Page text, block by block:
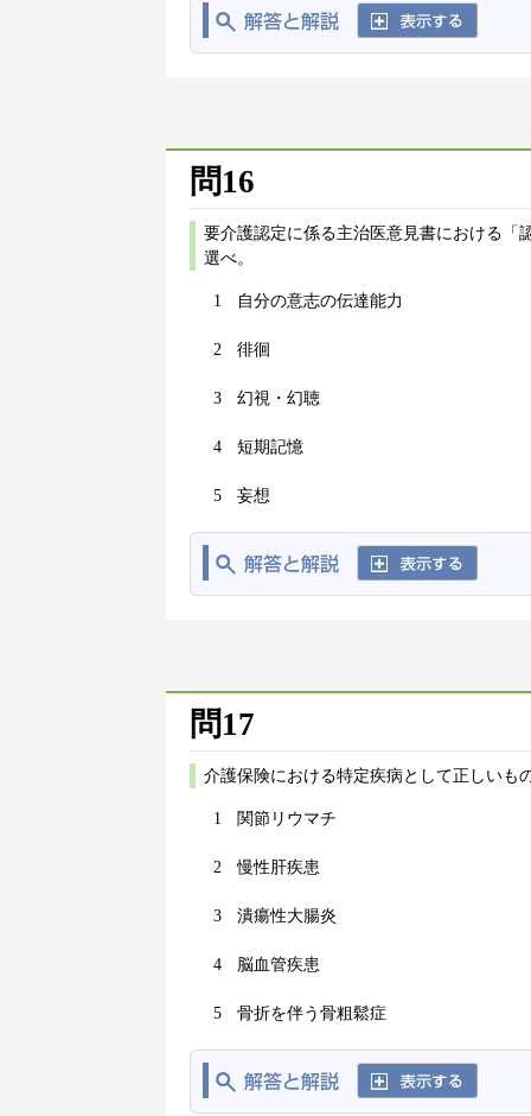
問16
要介護認定に係る主治医意見書における「
選べ。
1 自分の意志の伝達能力
2 徘徊
3 幻視・幻聴
4 短期記憶
5 妄想
問17
介護保険における特定疾病として正しいも
1 関節リウマチ
2 慢性肝疾患
3 潰瘍性大腸炎
4 脳血管疾患
5 骨折を伴う骨粗鬆症